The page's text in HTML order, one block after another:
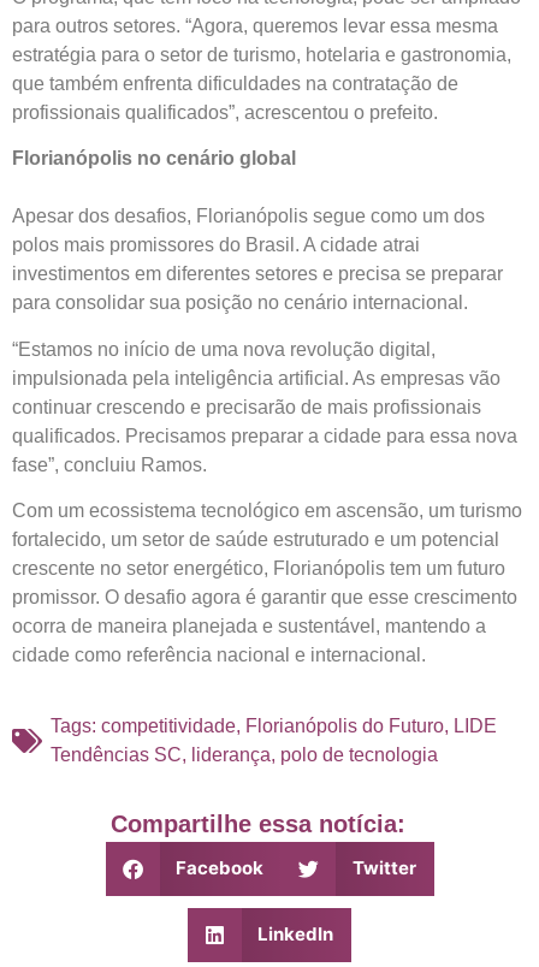
para outros setores. “Agora, queremos levar essa mesma
estratégia para o setor de turismo, hotelaria e gastronomia,
que também enfrenta dificuldades na contratação de
profissionais qualificados”, acrescentou o prefeito.
Florianópolis no cenário global
Apesar dos desafios, Florianópolis segue como um dos
polos mais promissores do Brasil. A cidade atrai
investimentos em diferentes setores e precisa se preparar
para consolidar sua posição no cenário internacional.
“Estamos no início de uma nova revolução digital,
impulsionada pela inteligência artificial. As empresas vão
continuar crescendo e precisarão de mais profissionais
qualificados. Precisamos preparar a cidade para essa nova
fase”, concluiu Ramos.
Com um ecossistema tecnológico em ascensão, um turismo
fortalecido, um setor de saúde estruturado e um potencial
crescente no setor energético, Florianópolis tem um futuro
promissor. O desafio agora é garantir que esse crescimento
ocorra de maneira planejada e sustentável, mantendo a
cidade como referência nacional e internacional.
Tags: competitividade, Florianópolis do Futuro, LIDE
Tendências SC, liderança, polo de tecnologia
Compartilhe essa notícia:
Facebook Twitter
LinkedIn